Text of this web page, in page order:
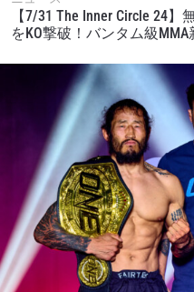
【7/31 The Inner Circle 24
をKO撃破！バンタム級